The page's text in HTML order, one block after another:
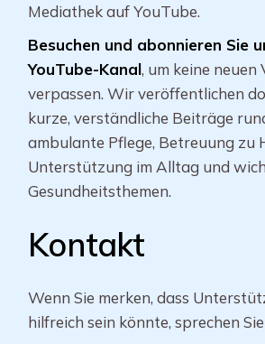
Mediathek auf YouTube.
Besuchen und abonnieren Sie
YouTube-Kanal, um keine neuen
verpassen. Wir veröffentlichen
kurze, verständliche Beiträge
ambulante Pflege, Betreuung zu
Unterstützung im Alltag und
Gesundheitsthemen.
Kontakt
Wenn Sie merken, dass
hilfreich sein könnte, sprechen